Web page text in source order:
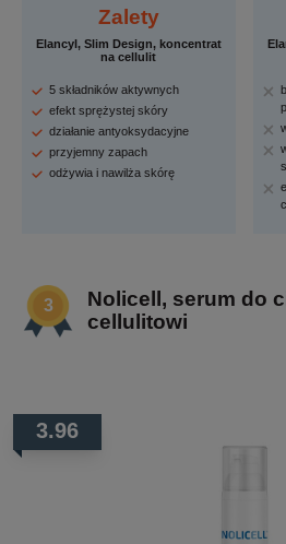
Zalety
Elancyl, Slim Design, koncentrat
na cellulit
5 składników aktywnych
efekt sprężystej skóry
działanie antyoksydacyjne
przyjemny zapach
odżywia i nawilża skórę
Nolicell, serum do
cellulitowi
3.96